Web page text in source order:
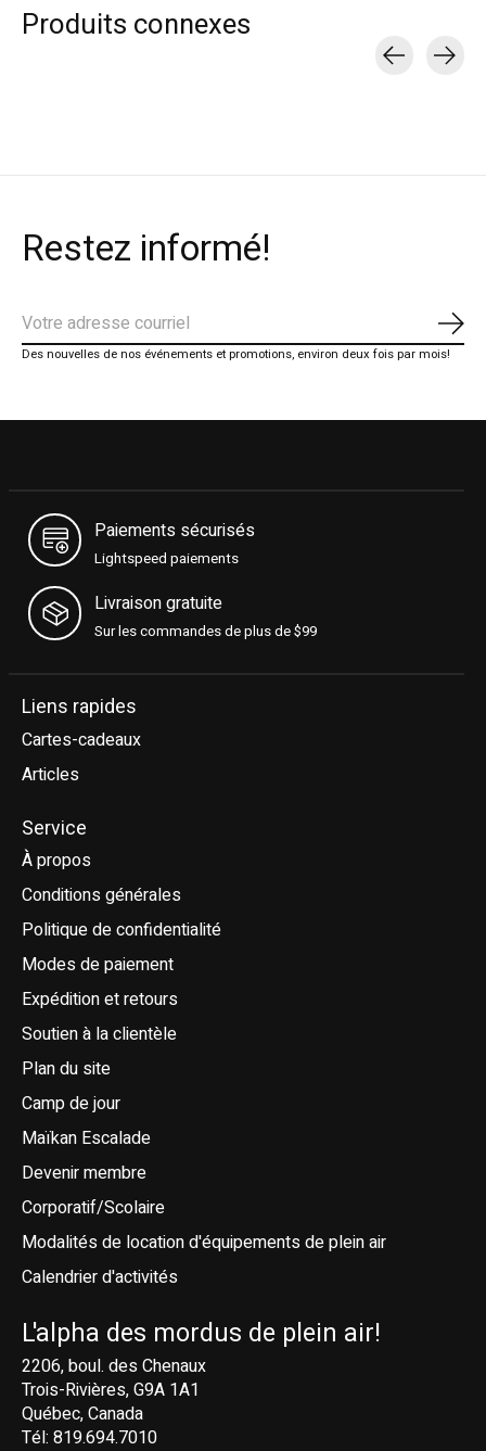
Produits connexes
Restez informé!
Des nouvelles de nos événements et promotions, environ deux fois par mois!
Paiements sécurisés
Lightspeed paiements
Livraison gratuite
Sur les commandes de plus de $99
Liens rapides
Cartes-cadeaux
Articles
Service
À propos
Conditions générales
Politique de confidentialité
Modes de paiement
Expédition et retours
Soutien à la clientèle
Plan du site
Camp de jour
Maïkan Escalade
Devenir membre
Corporatif/Scolaire
Modalités de location d'équipements de plein air
Calendrier d'activités
L'alpha des mordus de plein air!
2206, boul. des Chenaux
Trois-Rivières, G9A 1A1
Québec, Canada
Tél: 819.694.7010